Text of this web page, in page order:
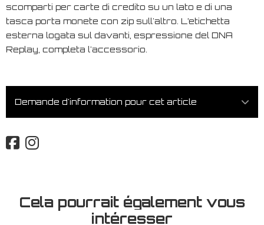
scomparti per carte di credito su un lato e di una
tasca porta monete con zip sull'altro. L’etichetta
esterna logata sul davanti, espressione del DNA
Replay, completa l'accessorio.
Demande d'information pour cet article
Cela pourrait également vous
intéresser